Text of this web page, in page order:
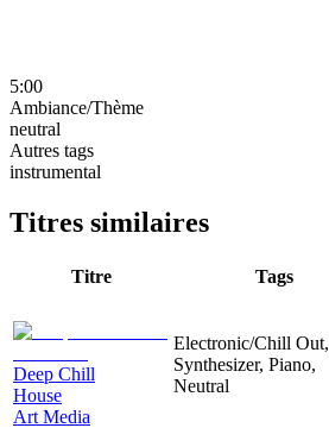
5:00
Ambiance/Thème
neutral
Autres tags
instrumental
Titres similaires
Titre Tags
Deep Chill
House
Art Media
Electronic/Chill Out,
Synthesizer, Piano,
Neutral